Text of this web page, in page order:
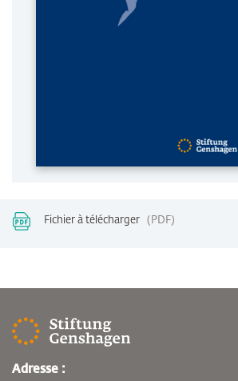
Fichier à télécharger PDF
Adresse :